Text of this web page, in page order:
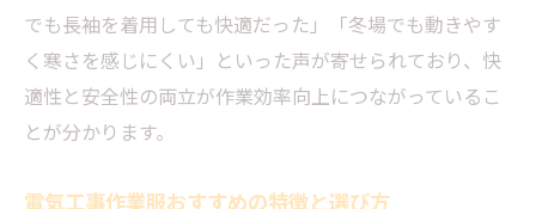
でも長袖を着用しても快適だった」「冬場でも動きやす
く寒さを感じにくい」といった声が寄せられており、快
適性と安全性の両立が作業効率向上につながっているこ
とが分かります。